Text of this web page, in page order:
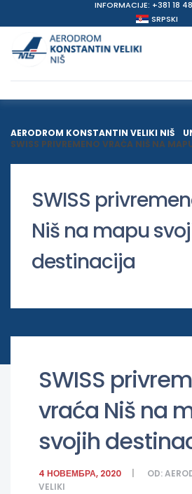
INFORMACIJE: +381 18
SRPSKI
AERODROM KONSTANTIN VELIKI NIŠ
SWISS PRIVREMENO VRAĆA NIŠ NA
SWISS
Niš na mapu
destinacija
SWISS
vraća Niš na
svojih
4 НОВЕМБРА, 2020 OD:
VELIKI